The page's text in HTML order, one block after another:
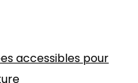
accessibles pour